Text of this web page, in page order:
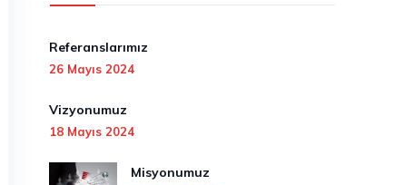
Referanslarımız
26 Mayıs 2024
Vizyonumuz
18 Mayıs 2024
Misyonumuz